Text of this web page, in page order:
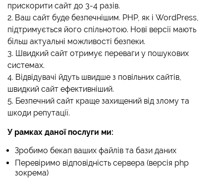
прискорити сайт до 3-4 разів.
2. Ваш сайт буде безпечнішим. PHP, як і WordPress,
підтримується його спільнотою. Нові версії мають
більш актуальні можливості безпеки.
3. Швидкий сайт отримує переваги у пошукових
системах.
4. Відвідувачі йдуть швидше з повільних сайтів,
швидкий сайт ефективніший.
5. Безпечний сайт краще захищений від злому та
шкоди репутації.
У рамках даної послуги ми:
Зробимо бекап ваших файлів та бази даних
Перевіримо відповідність сервера (версія php
зокрема)